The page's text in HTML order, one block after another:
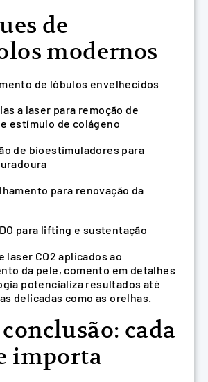
de
modernos
de lóbulos envelhecidos
a laser para remoção de
estímulo de colágeno
de bioestimuladores para
para renovação da
para lifting e sustentação
laser CO2 aplicados ao
da pele, comento em detalhes
potencializa resultados até
delicadas como as orelhas.
cada
importa